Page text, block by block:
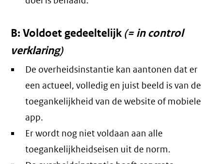
B: Voldoet gedeeltelijk(= in control
verklaring)
De overheidsinstantie kan aantonen dat er
een actueel, volledig en juist beeld is van de
toegankelijkheid van de website of mobiele
app.
Er wordt nog niet voldaan aan alle
toegankelijkheidseisen uit de norm.